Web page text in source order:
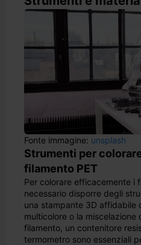
Fonte immagine: unsplash
Strumenti per
filamento PET
Per colorare efficacemente i
necessario disporre degli
una stampante 3D affidabile
multicolore o la miscelazione
filamento, un contenitore
termometro sono essenziali